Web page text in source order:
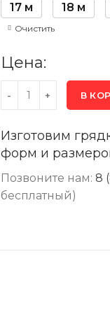
17 м 18 м
Очистить
Цена:
В
Изготовим
форм и
Позвоните нам: 8
бесплатный)